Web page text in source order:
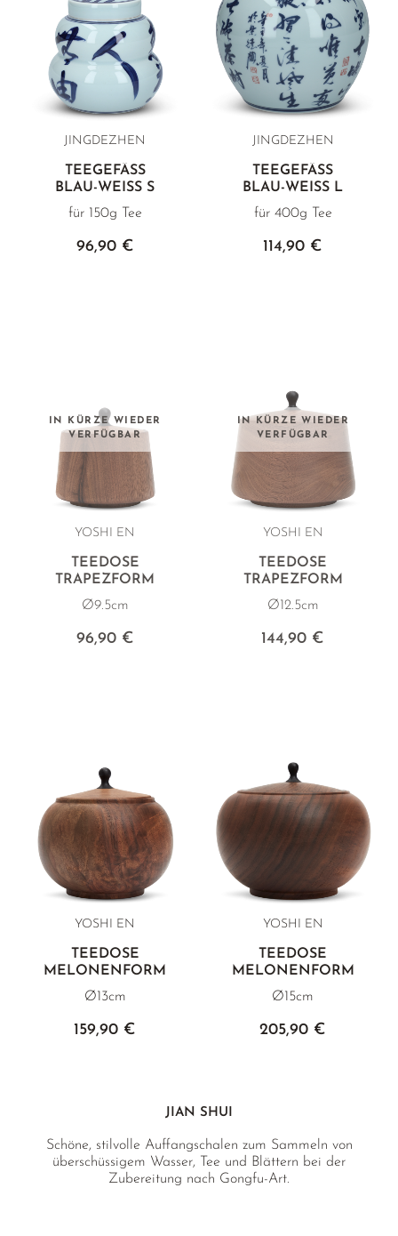
JINGDEZHEN
TEEGEFÄSS
BLAU-WEISS S
für 150g Tee
96,90 €
JINGDEZHEN
TEEGEFÄSS
BLAU-WEISS L
für 400g Tee
114,90 €
IN KÜRZE WIEDER
VERFÜGBAR
YOSHI EN
TEEDOSE
TRAPEZFORM
Ø9.5cm
96,90 €
IN KÜRZE WIEDER
VERFÜGBAR
YOSHI EN
TEEDOSE
TRAPEZFORM
Ø12.5cm
144,90 €
YOSHI EN
TEEDOSE
MELONENFORM
Ø13cm
159,90 €
YOSHI EN
TEEDOSE
MELONENFORM
Ø15cm
205,90 €
JIAN SHUI
Schöne, stilvolle Auffangschalen zum Sammeln von
überschüssigem Wasser, Tee und Blättern bei der
Zubereitung nach Gongfu-Art.